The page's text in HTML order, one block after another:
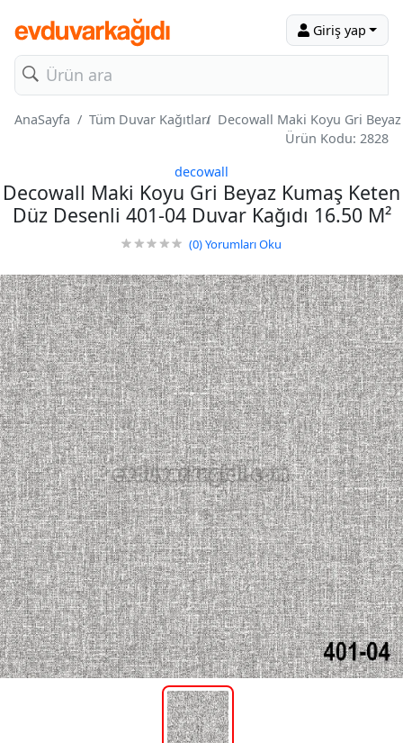
Giriş yap
AnaSayfa Tüm Duvar Kağıtları Decowall Maki Koyu Gri
Ürün Kodu: 2828
decowall
Decowall Maki Koyu Gri Beyaz Kumaş Keten
Düz Desenli 401-04 Duvar Kağıdı 16.50 M²
(0)Yorumları Oku